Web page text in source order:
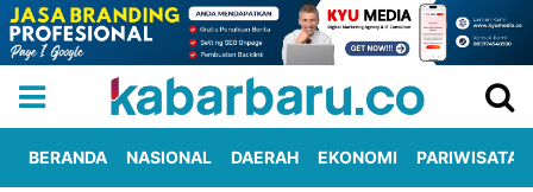
BERANDA NASIONAL DAERAH EKONOMI PARIWISATA